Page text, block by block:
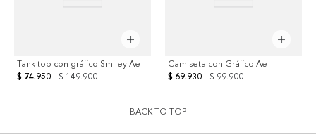
Tank top con gráfico Smiley Ae
$ 149.900
$ 74.950
Camiseta con Gráfico Ae
$ 99.900
$ 69.930
BACK TO TOP